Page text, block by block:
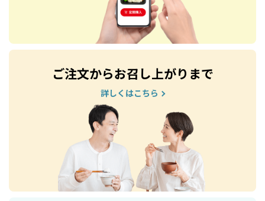
ご注文からお召し上がりまで
詳しくはこちら